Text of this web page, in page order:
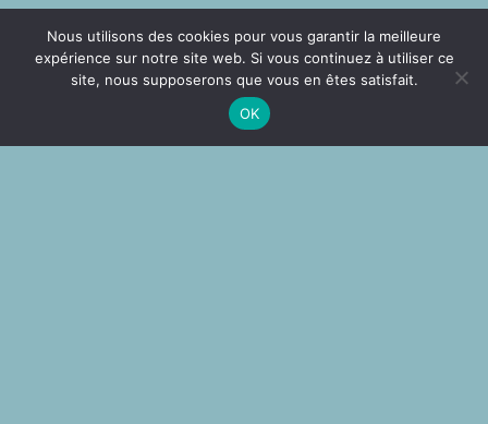
Nous utilisons des cookies pour vous garantir la meilleure
expérience sur notre site web. Si vous continuez à utiliser ce
site, nous supposerons que vous en êtes satisfait.
OK